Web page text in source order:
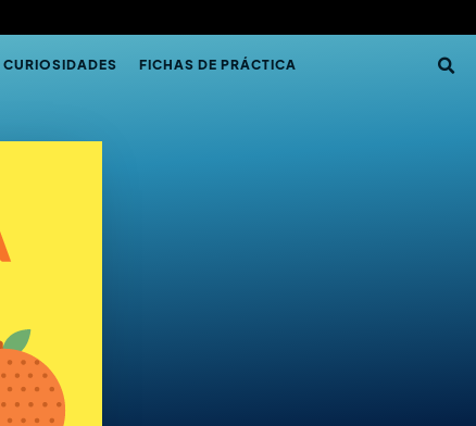
CURIOSIDADES FICHAS DE PRÁCTICA